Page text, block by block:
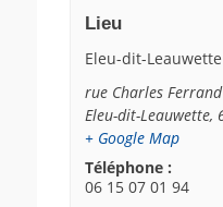
Lieu
Eleu-dit-Leauwette
rue Charles Ferrand
Eleu-dit-Leauwette,
+ Google Map
Téléphone :
06 15 07 01 94